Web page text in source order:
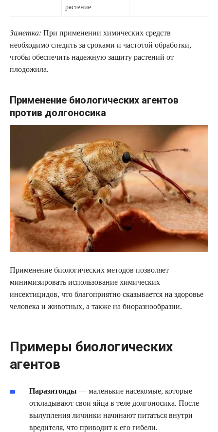
растение
Заметка: При применении химических средств
необходимо следить за сроками и частотой обработки,
чтобы обеспечить надежную защиту растений от
плодожила.
Применение биологических агентов
против долгоносика
Применение биологических методов позволяет
минимизировать использование химических
инсектицидов, что благоприятно сказывается на здоровье
человека и животных, а также на биоразнообразии.
Примеры биологических
агентов
Паразитоиды — маленькие насекомые, которые
откладывают свои яйца в теле долгоносика. После
вылупления личинки начинают питаться внутри
вредителя, что приводит к его гибели.